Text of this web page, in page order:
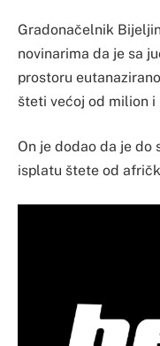
Gradonačelnik
novinarima da je sa
prostoru
šteti većoj od milion i
On je dodao da je do
isplatu štete od